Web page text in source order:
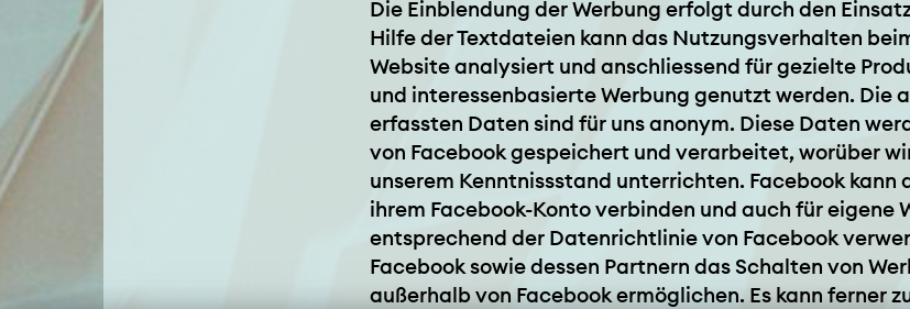
Die Einblendung der Werbung erfolgt durch den
Hilfe der Textdateien kann das Nutzungsverhalten
Website analysiert und anschliessend für gezielte
und interessenbasierte Werbung genutzt werden. Die
erfassten Daten sind für uns anonym. Diese Daten
von Facebook gespeichert und verarbeitet, worüber
unserem Kenntnissstand unterrichten. Facebook kann
ihrem Facebook-Konto verbinden und auch für eigene
entsprechend der Datenrichtlinie von Facebook
Facebook sowie dessen Partnern das Schalten von
außerhalb von Facebook ermöglichen. Es kann ferner